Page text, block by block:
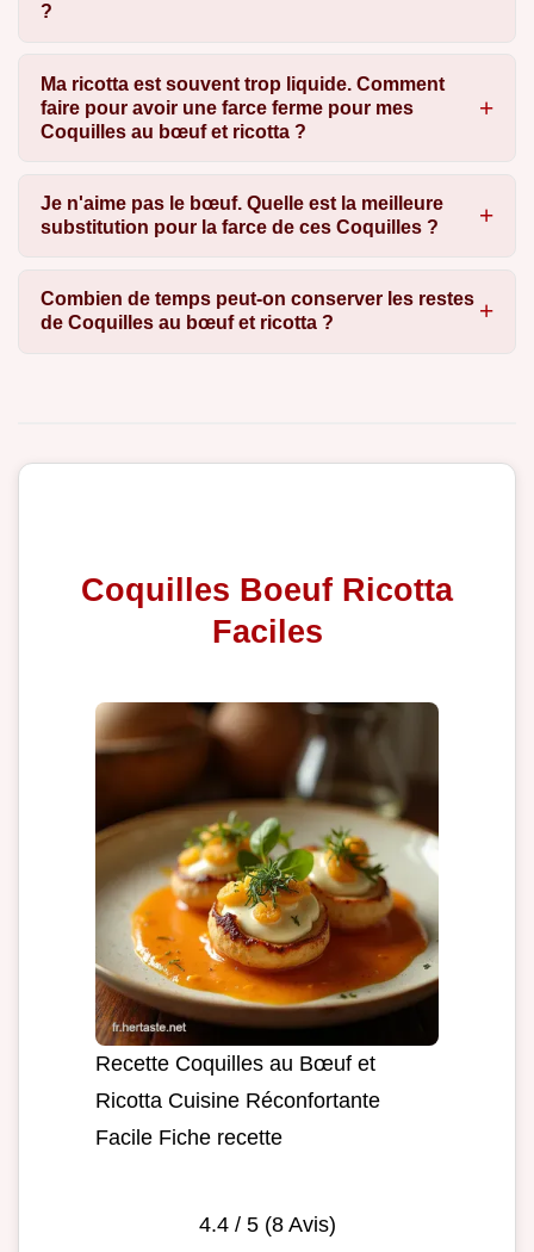
?
Ma ricotta est souvent trop liquide. Comment
faire pour avoir une farce ferme pour mes
Coquilles au bœuf et ricotta ?
Je n'aime pas le bœuf. Quelle est la meilleure
substitution pour la farce de ces Coquilles ?
Combien de temps peut-on conserver les restes
de Coquilles au bœuf et ricotta ?
Coquilles Boeuf Ricotta
Faciles
Recette Coquilles au Bœuf et
Ricotta Cuisine Réconfortante
Facile Fiche recette
4.4/ 5 (8Avis)